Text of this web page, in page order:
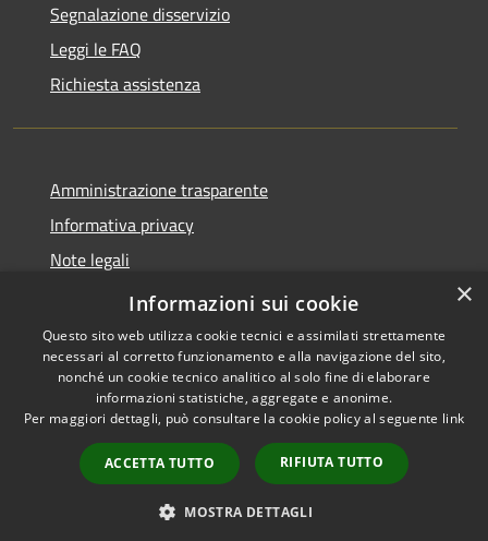
Segnalazione disservizio
Leggi le FAQ
Richiesta assistenza
Amministrazione trasparente
Informativa privacy
Note legali
Dichiarazione di accessibilità
Accessibilità
Copyright © 2026 • Comune di
San Vero Milis • Powered by
Municipium•
Accesso
redazione
×
Informazioni sui cookie
Questo sito web utilizza cookie tecnici e assimilati strettamente
necessari al corretto funzionamento e alla navigazione del sito,
nonché un cookie tecnico analitico al solo fine di elaborare
informazioni statistiche, aggregate e anonime.
Per maggiori dettagli, può consultare la cookie policy al seguente link
ACCETTA TUTTO RIFIUTA TUTTO
MOSTRA DETTAGLI